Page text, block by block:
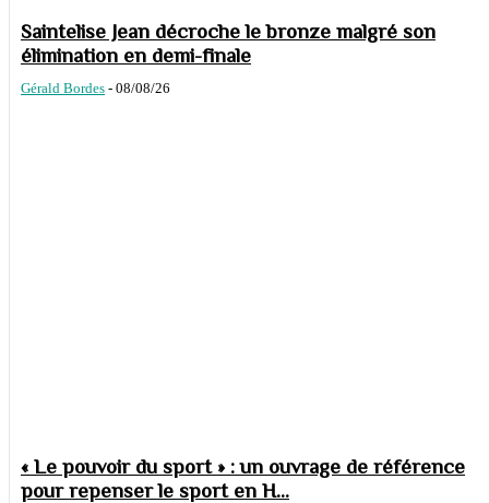
Saintelise Jean décroche le bronze malgré son
élimination en demi-finale
Gérald Bordes - 08/08/26
« Le pouvoir du sport » : un ouvrage de référence
pour repenser le sport en H...